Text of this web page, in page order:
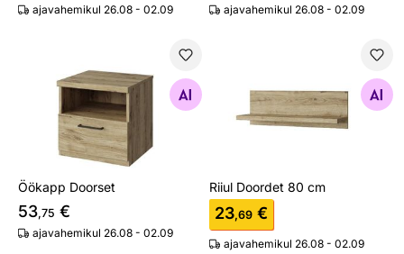
ajavahemikul 26.08 - 02.09 ajavahemikul 26.08 - 02.09
Öökapp Doorset
Otsi sarnaseid
Öökapp Doorset
53,75 €
ajavahemikul 26.08 - 02.09
Otsi sarnaseid
Riiul Doordet 80 cm
23,69 €
ajavahemikul 26.08 - 02.09